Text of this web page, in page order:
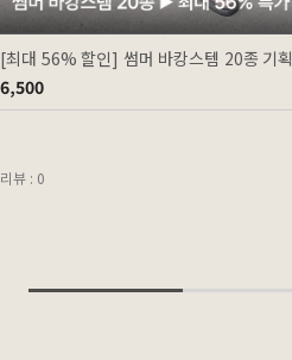
[최대 56% 할인] 썸머 바캉스템 20종 기획
6,500
리뷰 : 0